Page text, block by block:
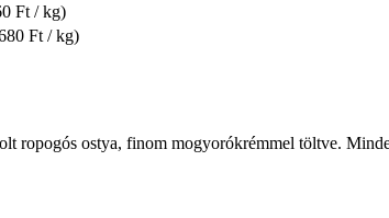
Ft / kg)
Ft / kg)
ropogós ostya, finom mogyorókrémmel töltve.